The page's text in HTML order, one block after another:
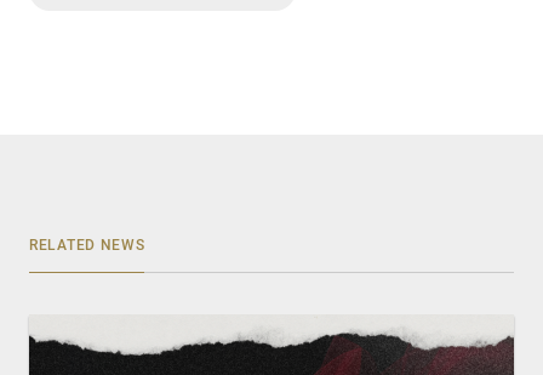
RELATED NEWS